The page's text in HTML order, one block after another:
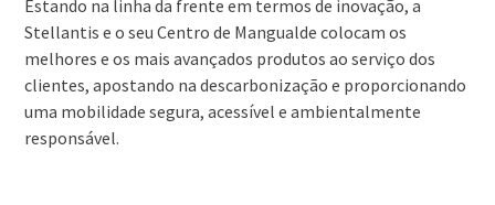
Estando na linha da frente em termos de inovação, a
Stellantis e o seu Centro de Mangualde colocam os
melhores e os mais avançados produtos ao serviço dos
clientes, apostando na descarbonização e proporcionando
uma mobilidade segura, acessível e ambientalmente
responsável.